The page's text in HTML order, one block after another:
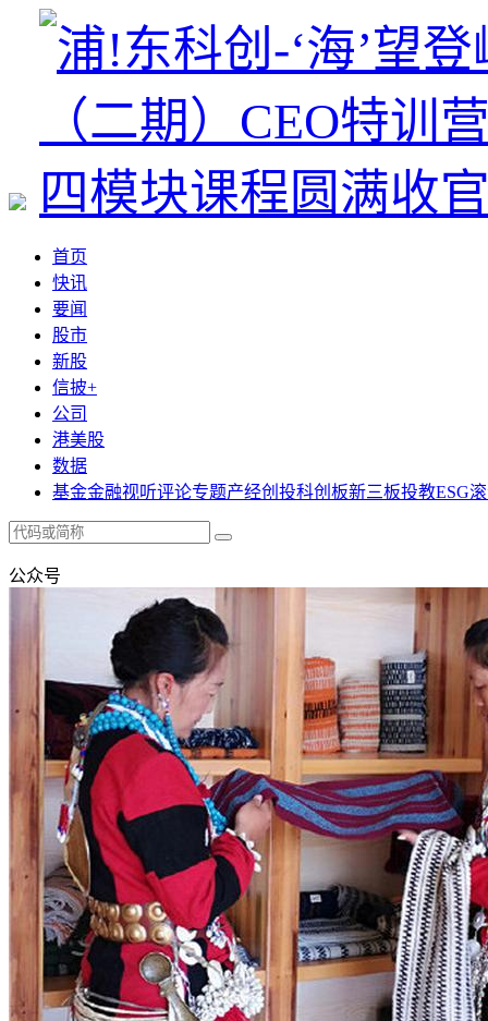
首页
快讯
要闻
股市
新股
信披+
公司
港美股
数据
基金金融视听评论专题产经创投科创板新三板投教ESG
公众号